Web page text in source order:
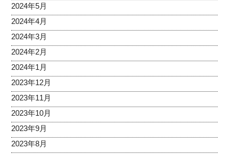
2024年5月
2024年4月
2024年3月
2024年2月
2024年1月
2023年12月
2023年11月
2023年10月
2023年9月
2023年8月